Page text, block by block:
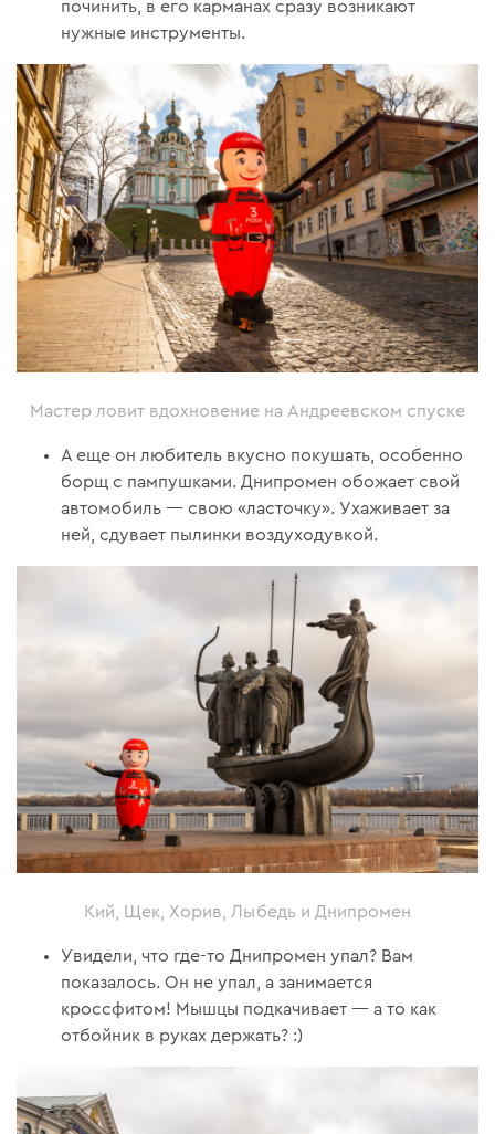
починить, в его карманах сразу возникают
нужные инструменты.
Мастер ловит вдохновение на Андреевском спуске
А еще он любитель вкусно покушать, особенно
борщ с пампушками. Днипромен обожает свой
автомобиль — свою «ласточку». Ухаживает за
ней, сдувает пылинки воздуходувкой.
Кий, Щек, Хорив, Лыбедь и Днипромен
Увидели, что где-то Днипромен упал? Вам
показалось. Он не упал, а занимается
кроссфитом! Мышцы подкачивает — а то как
отбойник в руках держать? :)